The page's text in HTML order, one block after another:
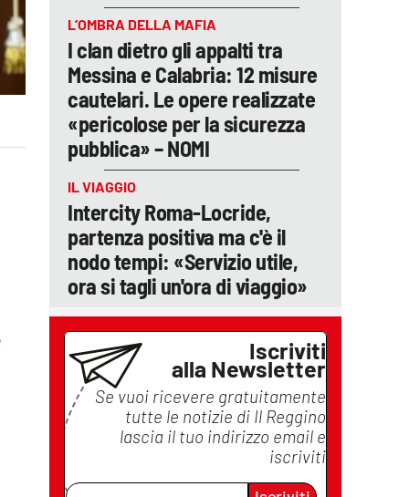
L’OMBRA DELLA MAFIA
I clan dietro gli appalti tra
Messina e Calabria: 12 misure
cautelari. Le opere realizzate
«pericolose per la sicurezza
pubblica» – NOMI
IL VIAGGIO
Intercity Roma-Locride,
partenza positiva ma c'è il
nodo tempi: «Servizio utile,
ora si tagli un'ora di viaggio»
Iscriviti
alla Newsletter
Se vuoi ricevere gratuitamente
tutte le notizie di Il Reggino
lascia il tuo indirizzo email e
iscriviti